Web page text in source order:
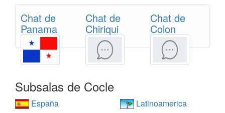
Chat de
Panama
Chat de
Chiriqui
Chat de
Colon
Subsalas de Cocle
España
Latinoamerica